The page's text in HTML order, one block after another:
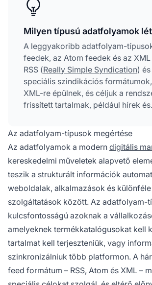
Milyen típusú adatfolyamok
A leggyakoribb adatfolyam-
feedek, az Atom feedek és az
RSS (Really Simple Syndication)
speciális szindikációs
XML-re épülnek, és céljuk a
frissített tartalmak, például hírek és
általános célú, strukturált
amelyeket adatok rendszerek
használnak, különösen e-
terméklisták és hirdetési
Az adatfolyam-típusok megértése
Az adatfolyamok a modern digitális
kereskedelmi műveletek alapvető
teszik a strukturált információk
weboldalak, alkalmazások és
szolgáltatások között. Az adatfolyam-
kulcsfontosságú azoknak a
amelyeknek termékkatalógusokat kell
tartalmat kell terjeszteniük, vagy
szinkronizálniuk több platformon. A
feed formátum – RSS, Atom és XML –